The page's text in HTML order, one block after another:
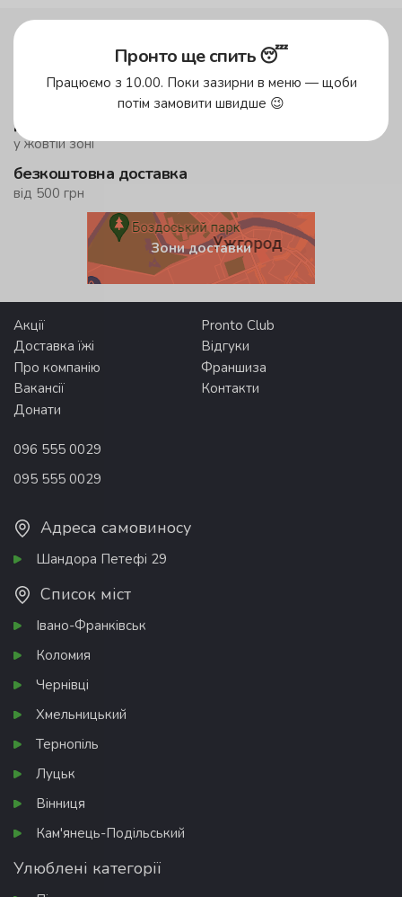
до 45 хвилин
у зеленій зоні!
до 59 хвилин
у жовтій зоні
безкоштовна доставка
від 500 грн
Зони доставки
Акції
Pronto Club
Доставка їжі
Відгуки
Про компанію
Франшиза
Вакансії
Контакти
Донати
096 555 0029
095 555 0029
Адреса самовиносу
Шандора Петефі 29
Список міст
Івано-Франківськ
Коломия
Чернівці
Хмельницький
Тернопіль
Луцьк
Вінниця
Кам'янець-Подільський
Улюблені категорії
Пронто ще спить 😴
Працюємо з 10.00. Поки зазирни в меню — щоби
потім замовити швидше 😉